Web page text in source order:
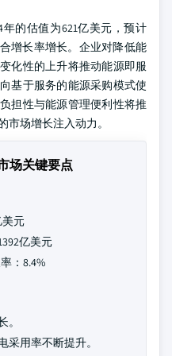
的估值为621亿美元，预计
增长率增长。企业对降低能
化性的上升将推动能源即服
基于服务的能源采购模式使
担性与能源管理便利性将推
市场增长注入动力。
场关键要点
美元
亿美元
：8.4%
采用率不断提升。